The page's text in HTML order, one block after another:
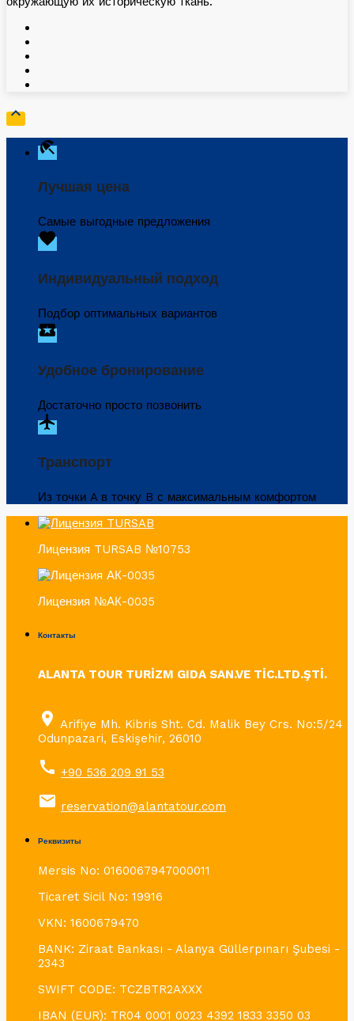

beach_access
Лучшая цена
Самые выгодные предложения
favorite
Индивидуальный подход
Подбор оптимальных вариантов
local_activity
Удобное бронирование
Достаточно просто позвонить
flight
Транспорт
Из точки A в точку B с максимальным комфортом
Лицензия TURSAB №10753
Лицензия №АК-0035
Контакты
ALANTA TOUR TURİZM GIDA SAN.VE TİC.LTD.ŞTİ.
place Arifiye Mh. Kibris Sht. Cd. Malik Bey Crs. No:5/24
Odunpazari, Eskişehir, 26010
call +90 536 209 91 53
email reservation@alantatour.com
Реквизиты
Mersis No: 0160067947000011
Ticaret Sicil No: 19916
VKN: 1600679470
BANK: Ziraat Bankası - Alanya Güllerpınarı Şubesi -
2343
SWIFT CODE: TCZBTR2AXXX
IBAN (EUR): TR04 0001 0023 4392 1833 3350 03